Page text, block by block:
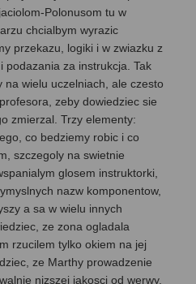
Polonusom tu w
chcialbym wyrazic
przekazu, logiki i w zwiazku z
podazania za instrukcja. Tak
na wielu uczelniach, ale czesto
zeby dowiedziec sie
zmierzal. Trzy elementy:
co bedziemy robic i co
szczegoly na swietnie
glosem instruktorki,
nazw komponentow,
a sa w wielu innych
ze zona ogladala
rzucilem tylko okiem na jej
ze Marthy prowadzenie
nizszej jakosci od werwy,